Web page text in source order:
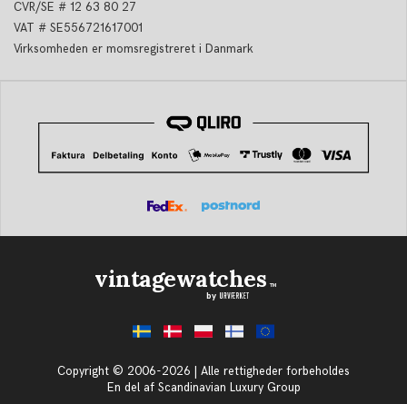
CVR/SE # 12 63 80 27
VAT # SE556721617001
Virksomheden er momsregistreret i Danmark
vintagewatches TM
Copyright © 2006-2026 | Alle rettigheder forbeholdes
En del af Scandinavian Luxury Group